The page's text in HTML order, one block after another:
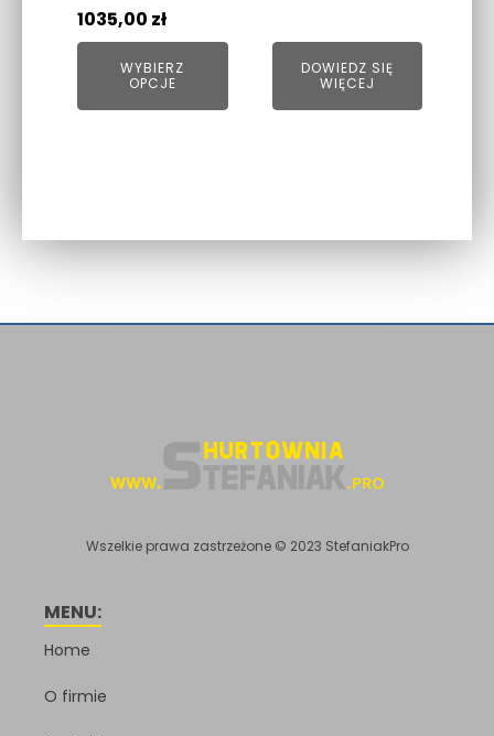
1035,00 zł
WYBIERZ
OPCJE
DOWIEDZ SIĘ
WIĘCEJ
Wszelkie prawa zastrzeżone © 2023 StefaniakPro
MENU:
Home
O firmie